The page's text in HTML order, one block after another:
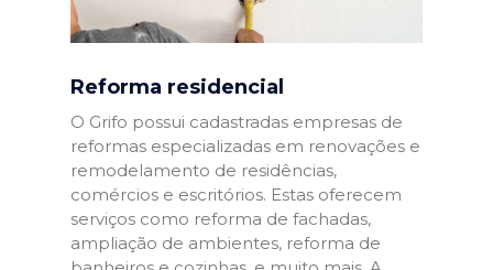
Reforma residencial
O Grifo possui cadastradas empresas de
reformas especializadas em renovações e
remodelamento de residências,
comércios e escritórios. Estas oferecem
serviços como reforma de fachadas,
ampliação de ambientes, reforma de